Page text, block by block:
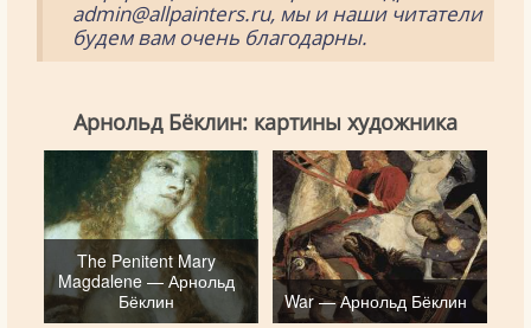
admin@allpainters.ru, мы и наши читатели
будем вам очень благодарны.
Арнольд Бёклин: картины художника
The Penitent Mary
Magdalene — Арнольд
Бёклин
War — Арнольд Бёклин